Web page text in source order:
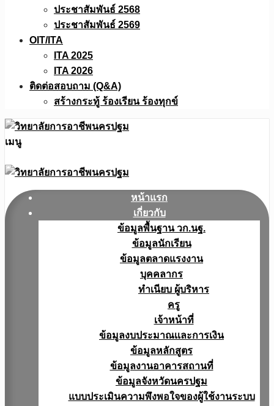
ประชาสัมพันธ์ 2568
ประชาสัมพันธ์ 2569
OIT/ITA
ITA 2025
ITA 2026
ติดต่อสอบถาม (Q&A)
สร้างกระทู้ ร้องเรียน ร้องทุกข์
เมนู
หน้าแรก
เกี่ยวกับ
ข้อมูลพื้นฐาน วก.นฐ.
ข้อมูลนักเรียน
ข้อมูลตลาดแรงงาน
บุคคลากร
ทำเนียบ ผู้บริหาร
ครู
เจ้าหน้าที่
ข้อมูลงบประมาณเเละการเงิน
ข้อมูลหลักสูตร
ข้อมูลงานอาคารสถานที่
ข้อมูลจังหวัดนครปฐม
แบบประเมินความพึงพอใจของผู้ใช้งานระบบ